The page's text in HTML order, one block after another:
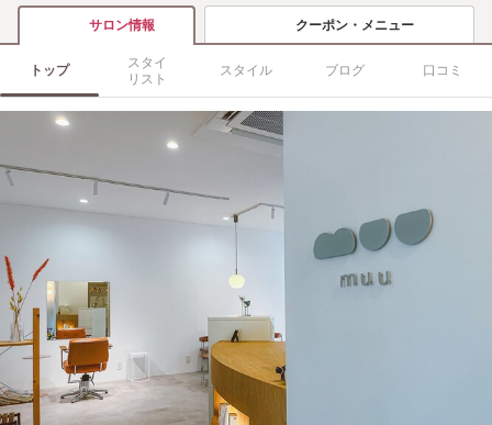
サロン情報 クーポン・メニュー
トップ
スタイ
リスト
スタイル ブログ 口コミ